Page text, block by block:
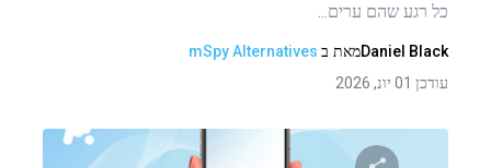
כל רגע שהם ערים...
Daniel Blackמאת ב mSpy Alternatives
עודכן 01 יונ, 2026